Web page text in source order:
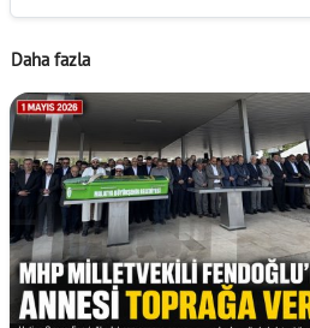
Daha fazla